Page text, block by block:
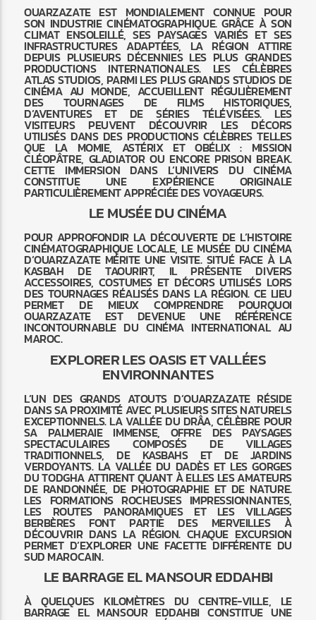
OUARZAZATE EST MONDIALEMENT CONNUE POUR
SON INDUSTRIE CINÉMATOGRAPHIQUE. GRÂCE À SON
CLIMAT ENSOLEILLÉ, SES PAYSAGES VARIÉS ET SES
INFRASTRUCTURES ADAPTÉES, LA RÉGION ATTIRE
DEPUIS PLUSIEURS DÉCENNIES LES PLUS GRANDES
PRODUCTIONS INTERNATIONALES. LES CÉLÈBRES
ATLAS STUDIOS, PARMI LES PLUS GRANDS STUDIOS DE
CINÉMA AU MONDE, ACCUEILLENT RÉGULIÈREMENT
DES TOURNAGES DE FILMS HISTORIQUES,
D’AVENTURES ET DE SÉRIES TÉLÉVISÉES. LES
VISITEURS PEUVENT DÉCOUVRIR LES DÉCORS
UTILISÉS DANS DES PRODUCTIONS CÉLÈBRES TELLES
QUE LA MOMIE, ASTÉRIX ET OBÉLIX : MISSION
CLÉOPÂTRE, GLADIATOR OU ENCORE PRISON BREAK.
CETTE IMMERSION DANS L’UNIVERS DU CINÉMA
CONSTITUE UNE EXPÉRIENCE ORIGINALE
PARTICULIÈREMENT APPRÉCIÉE DES VOYAGEURS.
LE MUSÉE DU CINÉMA
POUR APPROFONDIR LA DÉCOUVERTE DE L’HISTOIRE
CINÉMATOGRAPHIQUE LOCALE, LE MUSÉE DU CINÉMA
D’OUARZAZATE MÉRITE UNE VISITE. SITUÉ FACE À LA
KASBAH DE TAOURIRT, IL PRÉSENTE DIVERS
ACCESSOIRES, COSTUMES ET DÉCORS UTILISÉS LORS
DES TOURNAGES RÉALISÉS DANS LA RÉGION. CE LIEU
PERMET DE MIEUX COMPRENDRE POURQUOI
OUARZAZATE EST DEVENUE UNE RÉFÉRENCE
INCONTOURNABLE DU CINÉMA INTERNATIONAL AU
MAROC.
EXPLORER LES OASIS ET VALLÉES
ENVIRONNANTES
L’UN DES GRANDS ATOUTS D’OUARZAZATE RÉSIDE
DANS SA PROXIMITÉ AVEC PLUSIEURS SITES NATURELS
EXCEPTIONNELS. LA VALLÉE DU DRÂA, CÉLÈBRE POUR
SA PALMERAIE IMMENSE, OFFRE DES PAYSAGES
SPECTACULAIRES COMPOSÉS DE VILLAGES
TRADITIONNELS, DE KASBAHS ET DE JARDINS
VERDOYANTS. LA VALLÉE DU DADÈS ET LES GORGES
DU TODGHA ATTIRENT QUANT À ELLES LES AMATEURS
DE RANDONNÉE, DE PHOTOGRAPHIE ET DE NATURE.
LES FORMATIONS ROCHEUSES IMPRESSIONNANTES,
LES ROUTES PANORAMIQUES ET LES VILLAGES
BERBÈRES FONT PARTIE DES MERVEILLES À
DÉCOUVRIR DANS LA RÉGION. CHAQUE EXCURSION
PERMET D’EXPLORER UNE FACETTE DIFFÉRENTE DU
SUD MAROCAIN.
LE BARRAGE EL MANSOUR EDDAHBI
À QUELQUES KILOMÈTRES DU CENTRE-VILLE, LE
BARRAGE EL MANSOUR EDDAHBI CONSTITUE UNE